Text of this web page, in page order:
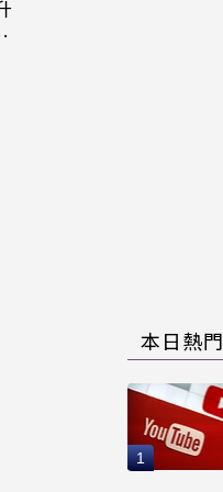
本日熱門